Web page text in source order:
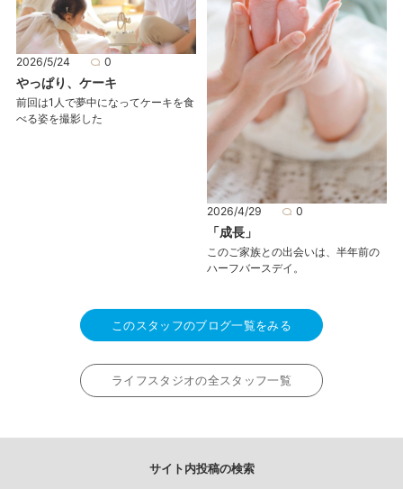
2026/5/24 0
やっぱり、ケーキ
前回は1人で夢中になってケーキを食
べる姿を撮影した
2026/4/29 0
「成長」
このご家族との出会いは、半年前の
ハーフバースデイ。
このスタッフのブログ一覧をみる
ライフスタジオの全スタッフ一覧
サイト内投稿の検索